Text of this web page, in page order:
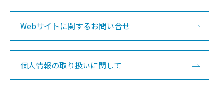
Webサイトに関するお問い合せ
個人情報の取り扱いに関して